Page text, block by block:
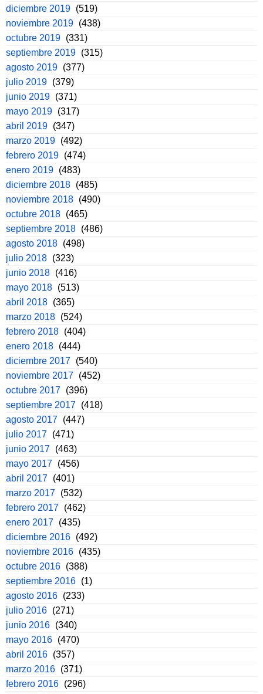
diciembre 2019 (519)
noviembre 2019 (438)
octubre 2019 (331)
septiembre 2019 (315)
agosto 2019 (377)
julio 2019 (379)
junio 2019 (371)
mayo 2019 (317)
abril 2019 (347)
marzo 2019 (492)
febrero 2019 (474)
enero 2019 (483)
diciembre 2018 (485)
noviembre 2018 (490)
octubre 2018 (465)
septiembre 2018 (486)
agosto 2018 (498)
julio 2018 (323)
junio 2018 (416)
mayo 2018 (513)
abril 2018 (365)
marzo 2018 (524)
febrero 2018 (404)
enero 2018 (444)
diciembre 2017 (540)
noviembre 2017 (452)
octubre 2017 (396)
septiembre 2017 (418)
agosto 2017 (447)
julio 2017 (471)
junio 2017 (463)
mayo 2017 (456)
abril 2017 (401)
marzo 2017 (532)
febrero 2017 (462)
enero 2017 (435)
diciembre 2016 (492)
noviembre 2016 (435)
octubre 2016 (388)
septiembre 2016 (1)
agosto 2016 (233)
julio 2016 (271)
junio 2016 (340)
mayo 2016 (470)
abril 2016 (357)
marzo 2016 (371)
febrero 2016 (296)